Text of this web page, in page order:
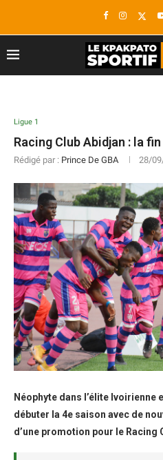
Ligue 1
Racing Club Abidjan : la
Rédigé par : Prince De GBA 28/
Néophyte dans l’élite Ivoirienne
débuter la 4e saison avec de
d’une promotion pour le Racing